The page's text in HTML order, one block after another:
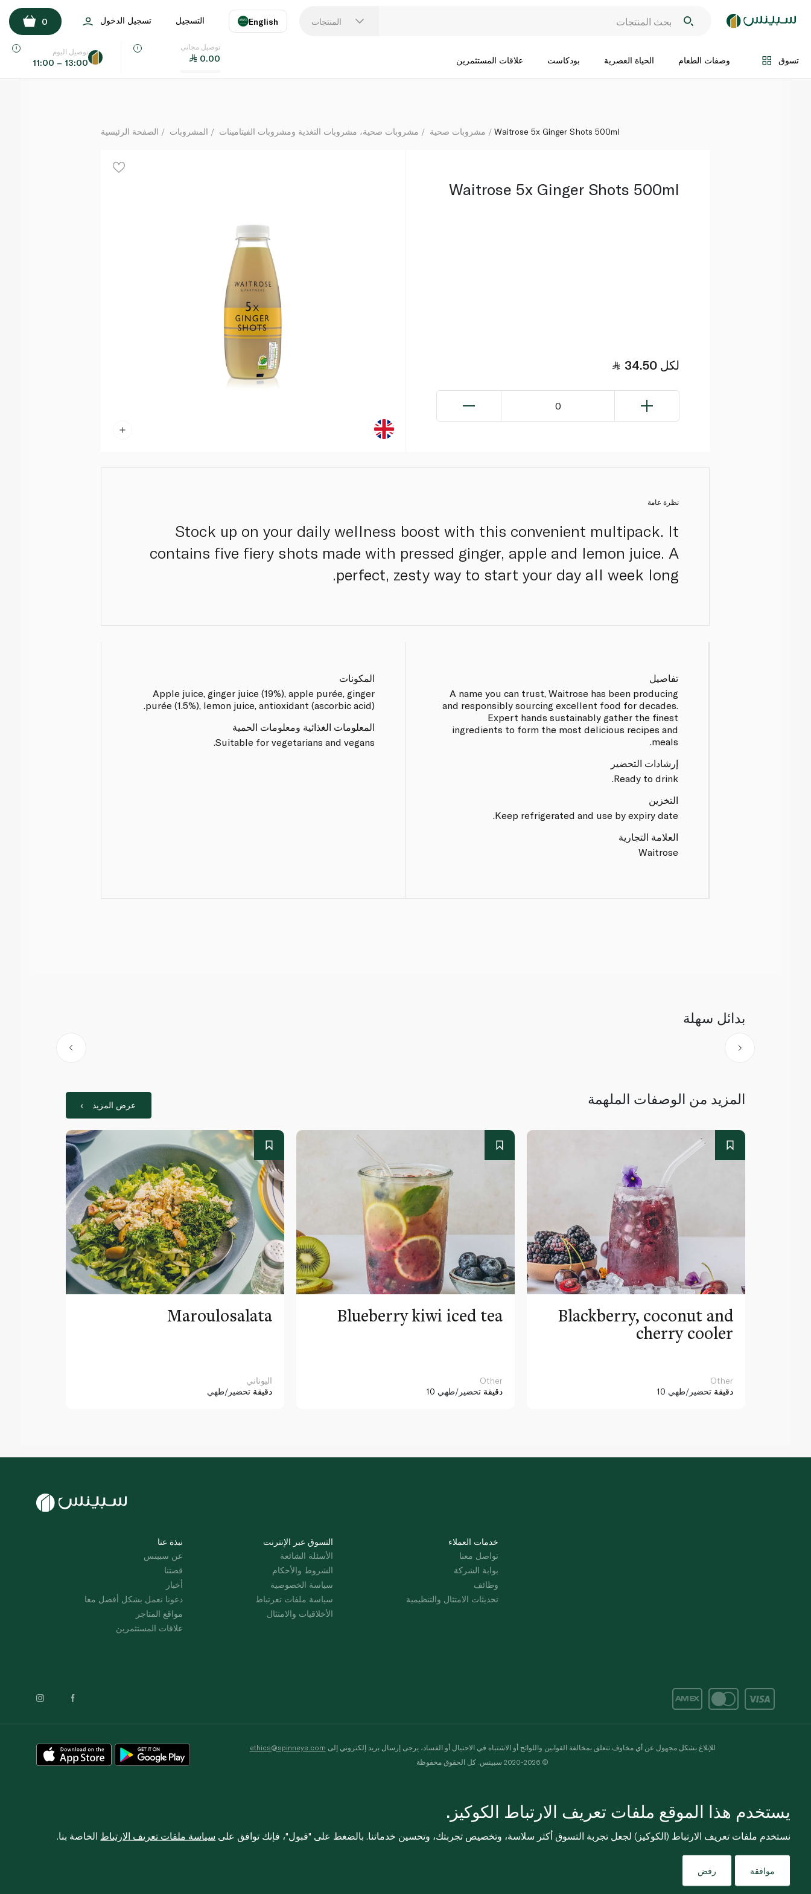
المنتجات English
اللغة
التسجيل تسجيل الدخول 0
تسوق وصفات الطعام الحياة العصرية بودكاست علاقات المستثمرين
توصيل مجاني
0.00
توصيل اليوم
11:00 – 13:00
اضف الى السلة
الصفحة الرئيسية المشروبات مشروبات صحية، مشروبات التغذية ومشروبات الفيتامينات مشروبات صحية Waitrose 5x Ginger Shots 500ml
Waitrose 5x Ginger Shots 500ml
34.50 لكل
0
نظرة عامة
Stock up on your daily wellness boost with this convenient multipack. It
contains five fiery shots made with pressed ginger, apple and lemon juice. A
perfect, zesty way to start your day all week long.
تفاصيل
A name you can trust, Waitrose has been producing
and responsibly sourcing excellent food for decades.
Expert hands sustainably gather the finest
ingredients to form the most delicious recipes and
meals.
إرشادات التحضير
Ready to drink.
التخزين
Keep refrigerated and use by expiry date.
العلامة التجارية
Waitrose
المكونات
Apple juice, ginger juice (19%), apple purée, ginger
purée (1.5%), lemon juice, antioxidant (ascorbic acid).
المعلومات الغذائية ومعلومات الحمية
Suitable for vegetarians and vegans.
بدائل سهلة
المزيد من الوصفات الملهمة عرض المزيد
Maroulosalata
اليوناني
دقيقة تحضير/طهي
Blueberry kiwi iced tea
Other
10 دقيقة تحضير/طهي
Blackberry, coconut and
cherry cooler
Other
10 دقيقة تحضير/طهي
نبذة عنا
عن سبينس
قصتنا
أخبار
دعونا نعمل بشكل أفضل معا
مواقع المتاجر
علاقات المستثمرين
التسوق عبر الإنترنت
الأسئلة الشائعة
الشروط والأحكام
سياسة الخصوصية
سياسة ملفات تعرتباط
الأخلاقيات والامتثال
خدمات العملاء
تواصل معنا
بوابة الشركة
وظائف
تحديثات الامتثال والتنظيمية
للإبلاغ بشكل مجهول عن أي مخاوف تتعلق بمخالفة القوانين واللوائح أو الاشتباه في الاحتيال أو الفساد، يرجى إرسال بريد إلكتروني إلى ethics@spinneys.com
© 2020-2026 سبينس. كل الحقوق محفوظة
يستخدم هذا الموقع ملفات تعريف الارتباط الكوكيز.
نستخدم ملفات تعريف الارتباط (الكوكيز) لجعل تجربة التسوق أكثر سلاسة، وتخصيص تجربتك، وتحسين خدماتنا. بالضغط على "قبول"، فإنك توافق على سياسة ملفات تعريف الارتباط الخاصة بنا.
موافقة رفض